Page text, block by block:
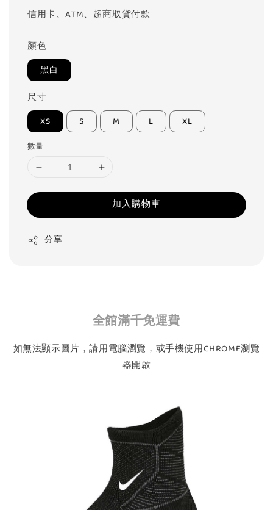
信用卡、ATM、超商取貨付款
顏色
黑白
尺寸
XS S M L XL
數量
加入購物車
分享
全館滿千免運費
如無法顯示圖片，請用電腦瀏覽，或手機使用CHROME瀏覽
器開啟